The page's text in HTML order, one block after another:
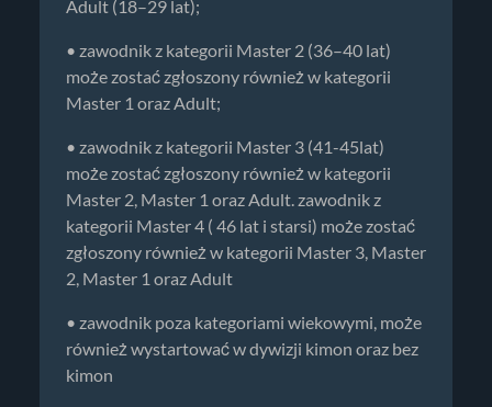
Adult (18–29 lat);
• zawodnik z kategorii Master 2 (36–40 lat)
może zostać zgłoszony również w kategorii
Master 1 oraz Adult;
• zawodnik z kategorii Master 3 (41-45lat)
może zostać zgłoszony również w kategorii
Master 2, Master 1 oraz Adult. zawodnik z
kategorii Master 4 ( 46 lat i starsi) może zostać
zgłoszony również w kategorii Master 3, Master
2, Master 1 oraz Adult
• zawodnik poza kategoriami wiekowymi, może
również wystartować w dywizji kimon oraz bez
kimon